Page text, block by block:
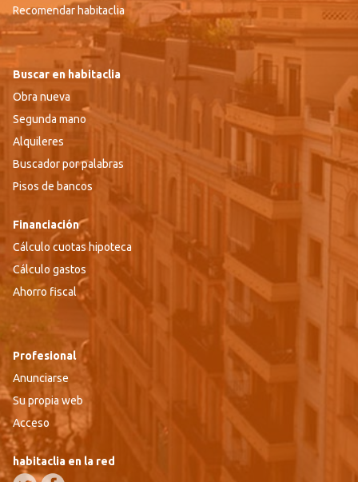
Recomendar habitaclia
Buscar en habitaclia
Obra nueva
Segunda mano
Alquileres
Buscador por palabras
Pisos de bancos
Financiación
Cálculo cuotas hipoteca
Cálculo gastos
Ahorro fiscal
Profesional
Anunciarse
Su propia web
Acceso
habitaclia en la red